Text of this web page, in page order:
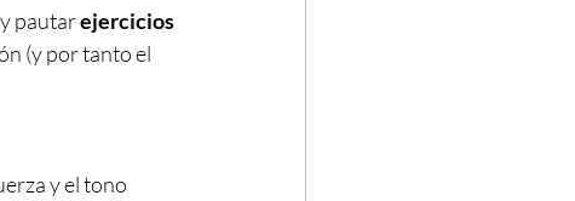
y pautar ejercicios
(y por tanto el
y el tono